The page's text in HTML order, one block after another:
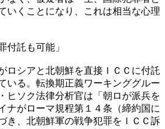
いくことになり、これは相当な心理
託も可能」
ロシアと北朝鮮を直接ＩＣＣに付託
いる。転換期正義ワーキンググルー
ヒソク法律分析官は「朝ロが派兵を
ナがローマ規程第１４条（締約国に
き、北朝鮮軍の戦争犯罪をＩＣＣ訴